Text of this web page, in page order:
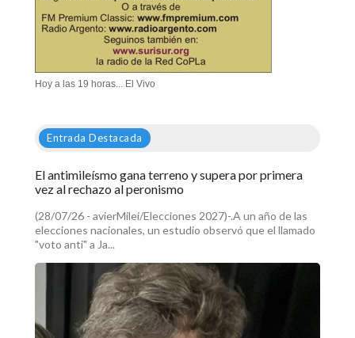
Hoy a las 19 horas... El Vivo
Entrada Destacada
El antimileísmo gana terreno y supera por primera
vez al rechazo al peronismo
(28/07/26 - avierMilei/Elecciones 2027)-.A un año de las
elecciones nacionales, un estudio observó que el llamado
"voto anti" a Ja...